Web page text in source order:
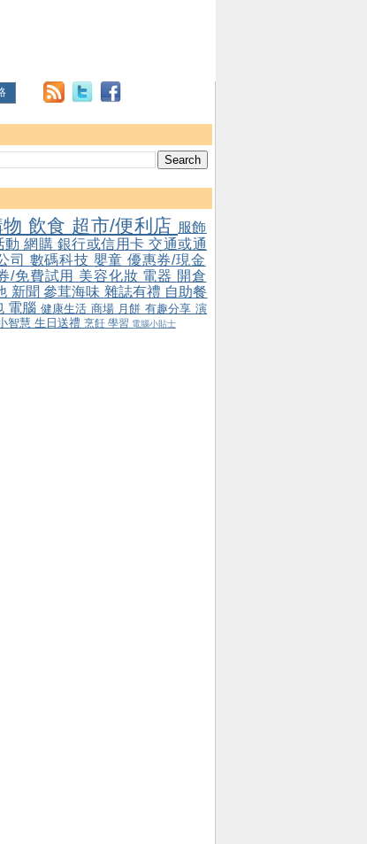
飲食 超市/便利店 服飾
動 網購 銀行或信用卡 交通或通
司 數碼科技 嬰童 優惠券/現金
/免費試用 美容化妝 電器 開倉
新聞參茸海味 雜誌有禮 自助餐
電腦 健康生活 商場 月餅 有趣分享 演
智慧 生日送禮 烹飪 學習 電腦小貼士